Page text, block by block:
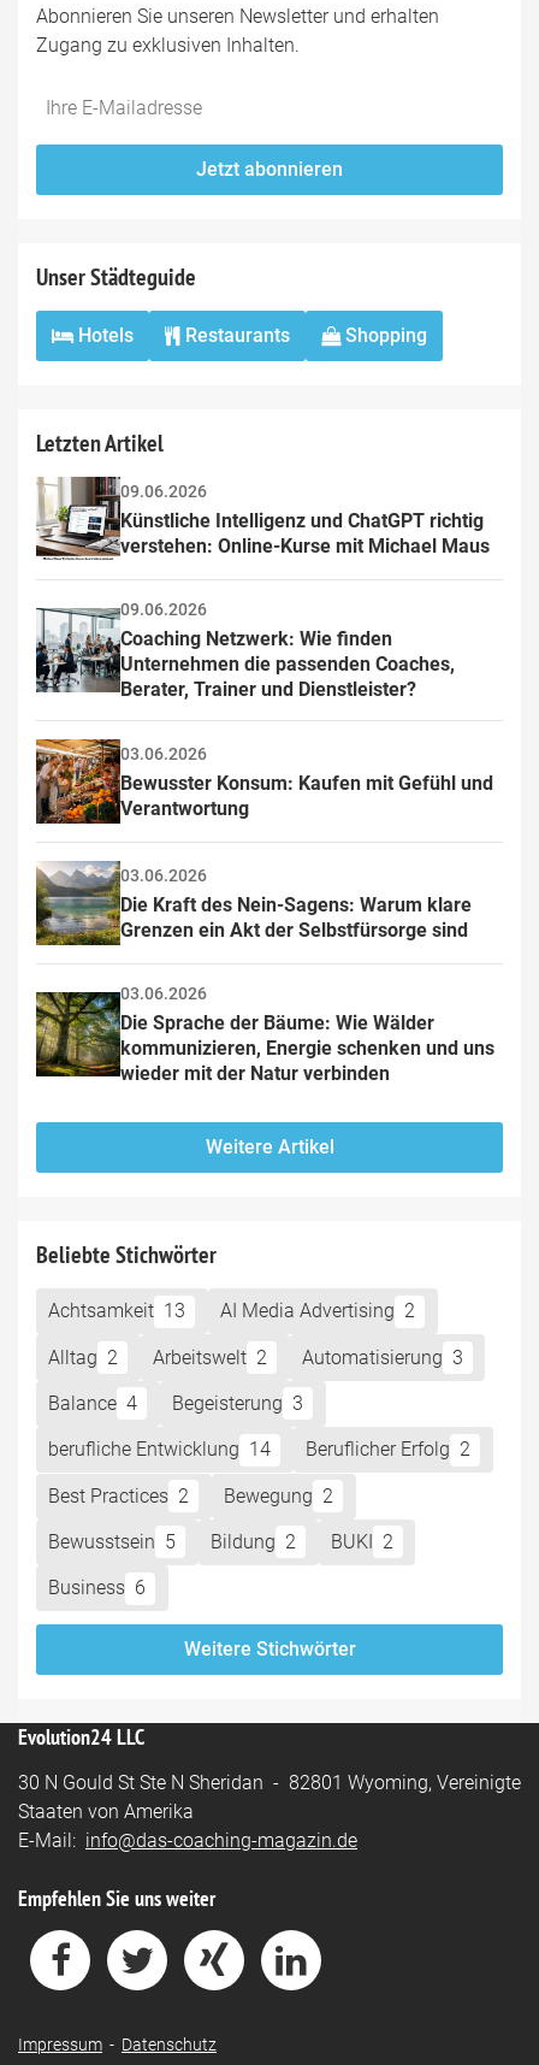
Abonnieren Sie unseren Newsletter und erhalten
Zugang zu exklusiven Inhalten.
Do
fill
*Ihre
Mailadresse:
Jetzt abonnieren
Unser Städteguide
Hotels Restaurants Shopping
Letzten Artikel
09.06.2026
Künstliche Intelligenz und ChatGPT richtig
verstehen: Online-Kurse mit Michael Maus
09.06.2026
Coaching Netzwerk: Wie finden
Unternehmen die passenden Coaches,
Berater, Trainer und Dienstleister?
03.06.2026
Bewusster Konsum: Kaufen mit Gefühl und
Verantwortung
03.06.2026
Die Kraft des Nein-Sagens: Warum klare
Grenzen ein Akt der Selbstfürsorge sind
03.06.2026
Die Sprache der Bäume: Wie Wälder
kommunizieren, Energie schenken und uns
wieder mit der Natur verbinden
Weitere Artikel
Beliebte Stichwörter
Achtsamkeit 13 AI Media Advertising 2
Alltag 2 Arbeitswelt 2 Automatisierung 3
Balance 4 Begeisterung 3
berufliche Entwicklung 14 Beruflicher Erfolg 2
Best Practices 2 Bewegung 2
Bewusstsein 5 Bildung 2 BUKI 2
Business 6
Weitere Stichwörter
Evolution24 LLC
30 N Gould St Ste N Sheridan - 82801 Wyoming, Vereinigte
Staaten von Amerika
E-Mail: info@das-coaching-magazin.de
Empfehlen Sie uns weiter
Impressum - Datenschutz